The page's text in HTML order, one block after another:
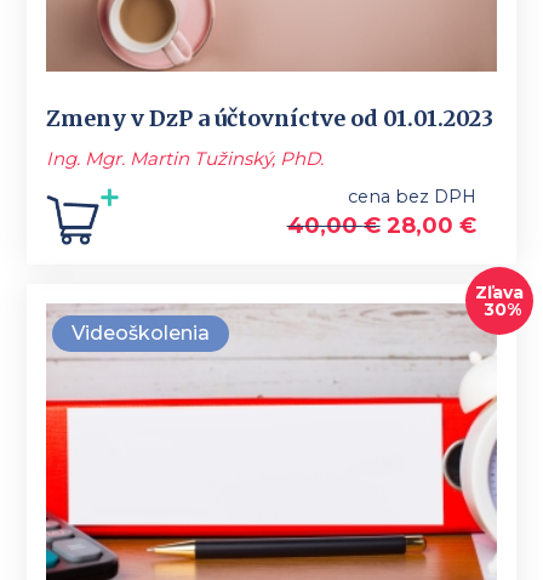
Zmeny v DzP a účtovníctve od 01.01.2023
Ing. Mgr. Martin Tužinský, PhD.
cena bez DPH
40,00€ 28,00 €
Videoškolenia
Zľava
30%